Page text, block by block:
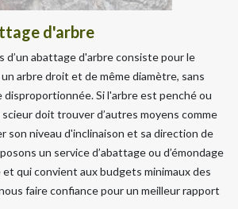
d'arbre
d’un abattage d'arbre consiste pour le
arbre droit et de même diamètre, sans
Si l'arbre est penché ou
doit trouver d’autres moyens comme
son niveau d'inclinaison et sa direction de
un service d’abattage ou d’émondage
et qui convient aux budgets minimaux des
faire confiance pour un meilleur rapport